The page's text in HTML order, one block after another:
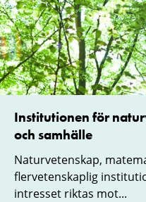
Institutionen för
och samhälle
Naturvetenskap,
flervetenskaplig
intresset riktas mot...